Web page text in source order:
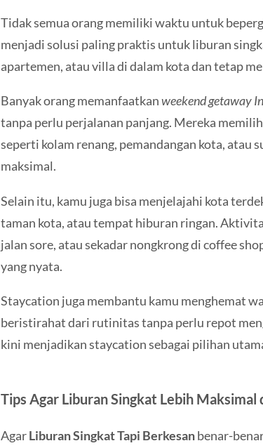
Tidak semua orang memiliki waktu untuk
menjadi solusi paling praktis untuk liburan
apartemen, atau villa di dalam kota dan tetap
Banyak orang memanfaatkanweekend getaway
tanpa perlu perjalanan panjang. Mereka
seperti kolam renang, pemandangan kota, atau
maksimal.
Selain itu, kamu juga bisa menjelajahi kota
taman kota, atau tempat hiburan ringan.
jalan sore, atau sekadar nongkrong di coffee
yang nyata.
Staycation juga membantu kamu menghemat
beristirahat dari rutinitas tanpa perlu repot
kini menjadikan staycation sebagai pilihan
Tips Agar Liburan Singkat Lebih Maksimal
AgarLiburan Singkat Tapi Berkesanbenar-